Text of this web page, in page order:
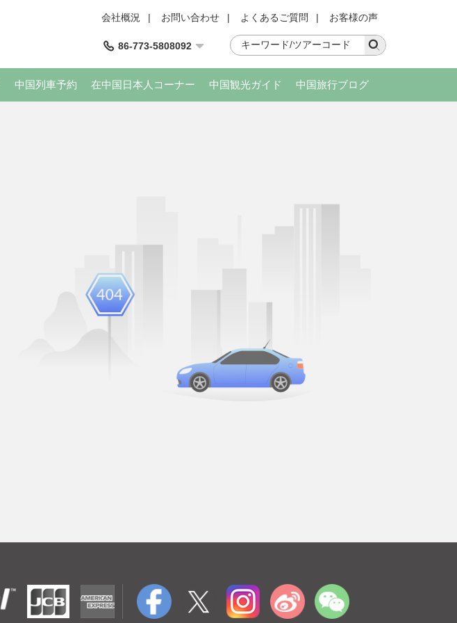
会社概況 | お問い合わせ | よくあるご質問 | お客様の声
86-773-5808092
中国列車予約 在中国日本人コーナー 中国観光ガイド 中国旅行ブログ